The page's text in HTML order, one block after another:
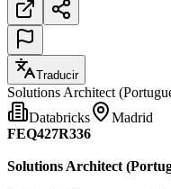
Traducir
Solutions Architect
Databricks
Madrid
FEQ427R336
Solutions Architect